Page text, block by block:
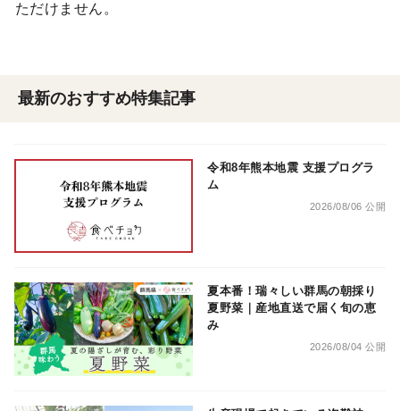
ただけません。
最新のおすすめ特集記事
令和8年熊本地震 支援プログラ
ム
2026/08/06 公開
夏本番！瑞々しい群馬の朝採り
夏野菜｜産地直送で届く旬の恵
み
2026/08/04 公開